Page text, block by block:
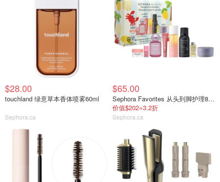
$28.00
touchland 绿意草本香体喷雾60ml
Sephora.ca
$65.00
Sephora Favorites 从头到脚护理8件套
价值$202=3.2折
Sephora.ca